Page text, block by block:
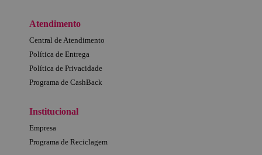
Atendimento
Central de Atendimento
Política de Entrega
Política de Privacidade
Programa de CashBack
Institucional
Empresa
Programa de Reciclagem